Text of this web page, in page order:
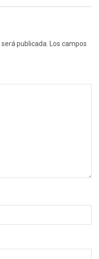
publicada. Los campos